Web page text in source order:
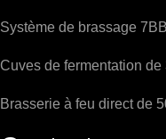
Système de brassage
Cuves de fermentation
Brasserie à feu direct de